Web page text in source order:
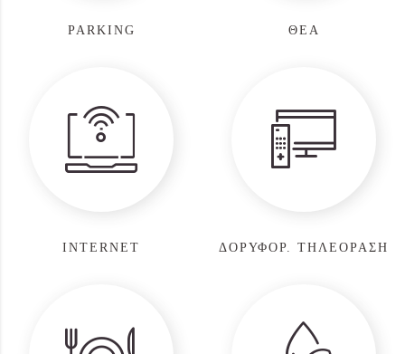
PARKING ΘΕΑ
INTERNET ΔΟΡΥΦΟΡ. ΤΗΛΕΟΡΑΣΗ